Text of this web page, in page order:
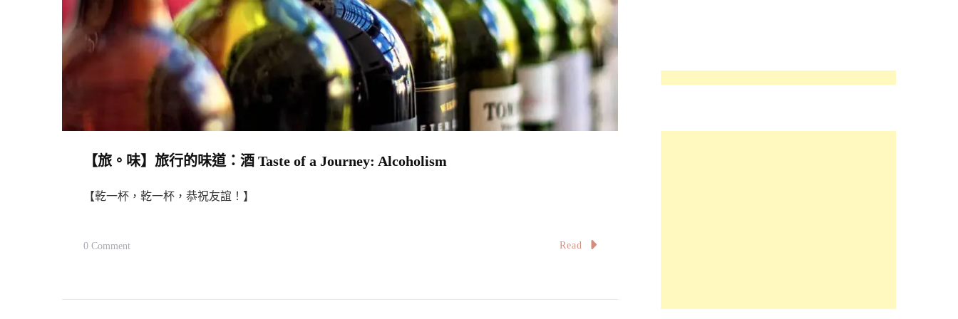
Journey:
Stinky
Tofu
【旅。味】旅行的味道：酒 Taste of a Journey: Alcoholism
【乾一杯，乾一杯，恭祝友誼！】
0 CommentOn
Read